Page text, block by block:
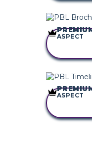
ASPECT
ASPECT